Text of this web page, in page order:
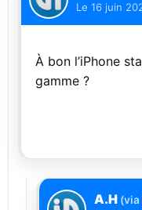
Le 16 juin
À bon l’iPhone
gamme ?
A.H (via